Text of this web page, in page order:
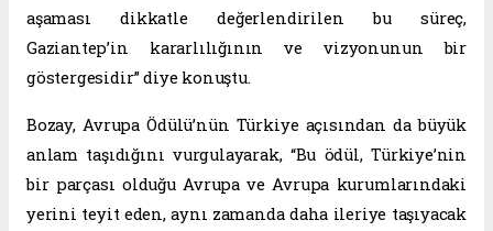
aşaması dikkatle değerlendirilen bu süreç,
Gaziantep’in kararlılığının ve vizyonunun bir
göstergesidir” diye konuştu.
Bozay, Avrupa Ödülü’nün Türkiye açısından da büyük
anlam taşıdığını vurgulayarak, “Bu ödül, Türkiye’nin
bir parçası olduğu Avrupa ve Avrupa kurumlarındaki
yerini teyit eden, aynı zamanda daha ileriye taşıyacak